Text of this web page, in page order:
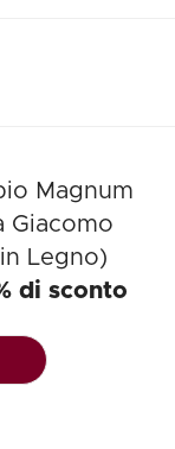
Magnum
Giacomo
Legno)
di sconto